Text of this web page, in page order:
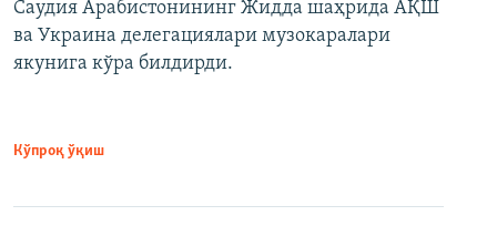
Саудия Арабистонининг Жидда шаҳрида АҚШ
ва Украина делегациялари музокаралари
якунига кўра билдирди.
Кўпроқ ўқиш